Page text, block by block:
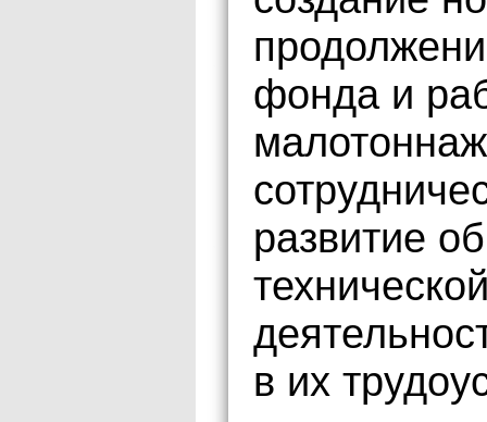
фонда и
развитие
в их